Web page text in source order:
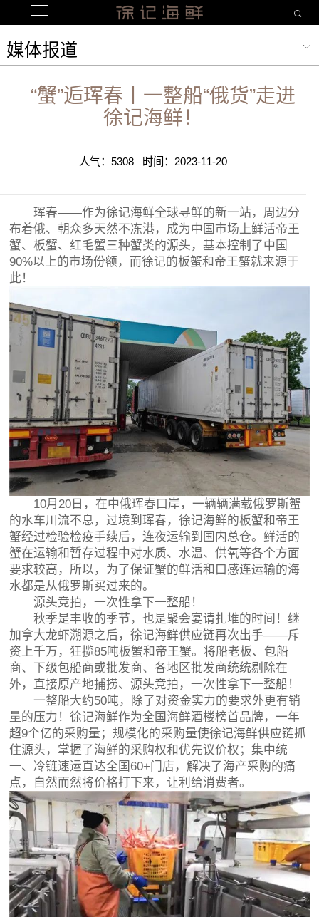
媒体报道
“蟹”逅珲春丨一整船“俄货”走进
徐记海鲜！
人气：5308 时间：2023-11-20
珲春——作为徐记海鲜全球寻鲜的新一站，周边分
布着俄、朝众多天然不冻港，成为中国市场上鲜活帝王
蟹、板蟹、红毛蟹三种蟹类的源头，基本控制了中国
90%以上的市场份额，而徐记的板蟹和帝王蟹就来源于
此！
10月20日，在中俄珲春口岸，一辆辆满载俄罗斯蟹
的水车川流不息，过境到珲春，徐记海鲜的板蟹和帝王
蟹经过检验检疫手续后，连夜运输到国内总仓。鲜活的
蟹在运输和暂存过程中对水质、水温、供氧等各个方面
要求较高，所以，为了保证蟹的鲜活和口感连运输的海
水都是从俄罗斯买过来的。
源头竞拍，一次性拿下一整船！
秋季是丰收的季节，也是聚会宴请扎堆的时间！继
加拿大龙虾溯源之后，徐记海鲜供应链再次出手——斥
资上千万，狂揽85吨板蟹和帝王蟹。将船老板、包船
商、下级包船商或批发商、各地区批发商统统剔除在
外，直接原产地捕捞、源头竞拍，一次性拿下一整船！
一整船大约50吨，除了对资金实力的要求外更有销
量的压力！徐记海鲜作为全国海鲜酒楼榜首品牌，一年
超9个亿的采购量；规模化的采购量使徐记海鲜供应链抓
住源头，掌握了海鲜的采购权和优先议价权；集中统
一、冷链速运直达全国60+门店，解决了海产采购的痛
点，自然而然将价格打下来，让利给消费者。